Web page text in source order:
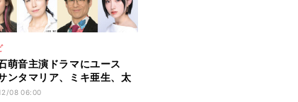
萌音主演ドラマにユース
ンタマリア、ミキ亜生、太
ら出演
08 06:00